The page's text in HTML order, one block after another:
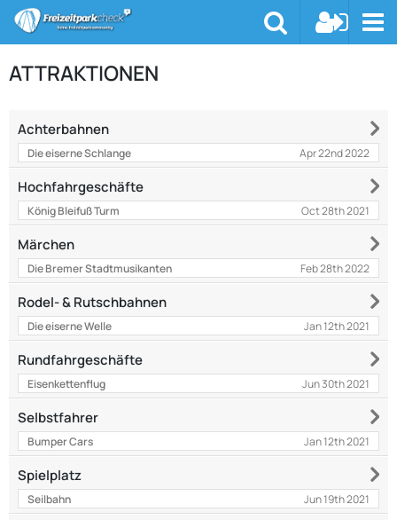
ATTRAKTIONEN
Achterbahnen
Die eiserne Schlange Apr 22nd 2022
Hochfahrgeschäfte
König Bleifuß Turm Oct 28th 2021
Märchen
Die Bremer Stadtmusikanten Feb 28th 2022
Rodel- & Rutschbahnen
Die eiserne Welle Jan 12th 2021
Rundfahrgeschäfte
Eisenkettenflug Jun 30th 2021
Selbstfahrer
Bumper Cars Jan 12th 2021
Spielplatz
Seilbahn Jun 19th 2021